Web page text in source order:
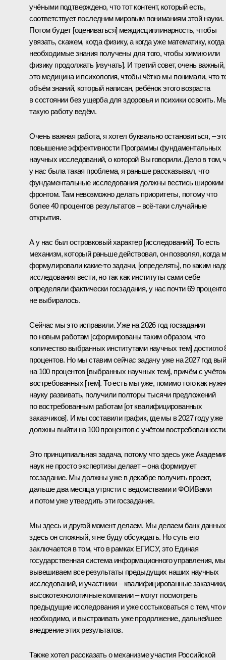
учёными подтверждено, что тот контент, который есть,
соответствует последним мировым пониманиям этой науки.
Потом будет [оцениваться] междисциплинарность, чтобы
увязать, скажем, когда физику, а когда уже математику, когда
необходимые знания получены для того, чтобы химию или
физику продолжать [изучать]. И третий совет, очень важный,
это медицина и психология, чтобы чётко мы понимали, что
объём знаний, который написан, ребёнок этого возраста
в состоянии без ущерба для здоровья и психики освоить.
такую работу ведём.
Очень важная работа, я хотел буквально остановиться, –
повышение эффективности Программы фундаментальных
научных исследований, о которой Вы говорили. Дело в том,
у нас была такая проблема, я раньше рассказывал, что
фундаментальные исследования должны вестись широким
фронтом. Там невозможно делать приоритеты, потому что
более 40 процентов результатов – всё-таки случайные
открытия.
А у нас был островковый характер [исследований]. То есть
механизм, который раньше действовал, он позволял, когда
формулировали какие-то задачи, [определять], по каким
исследования вести, но так как институты сами себе
определяли фактически госзадания, у нас почти 69
не выбиралось.
Сейчас мы это исправили. Уже на 2026 год госзадания
по новым работам [сформированы таким образом, что
количество выбранных институтами научных тем] достигло
процентов. Но мы ставим сейчас задачу уже на 2027 год
на 100 процентов [выбранных научных тем], причём с
востребованных [тем]. То есть мы уже, помимо того как
науку развивать, получили полторы тысячи предложений
по востребованным работам [от квалифицированных
заказчиков]. И мы составили график, где мы в 2027 году уже
должны выйти на 100 процентов с учётом
Это принципиальная задача, потому что здесь уже
наук не просто экспертизы делает – она формирует
госзадание. Мы должны уже в декабре получить проект,
дальше два месяца утрясти с ведомствами и ФОИВами
и потом уже утвердить эти госзадания.
Мы здесь и другой момент делаем. Мы делаем банк
здесь он сложный, я не буду обсуждать. Но суть его
заключается в том, что в рамках ЕГИСУ, это Единая
государственная система информационного управления, мы
вывешиваем все результаты предыдущих наших научных
исследований, и участники – квалифицированные заказчики,
высокотехнологичные компании – могут посмотреть
предыдущие исследования и уже состыковаться с тем, что
необходимо, и выстраивать уже продолжение, дальнейшее
внедрение этих результатов.
Также хотел рассказать о механизме участия Российской